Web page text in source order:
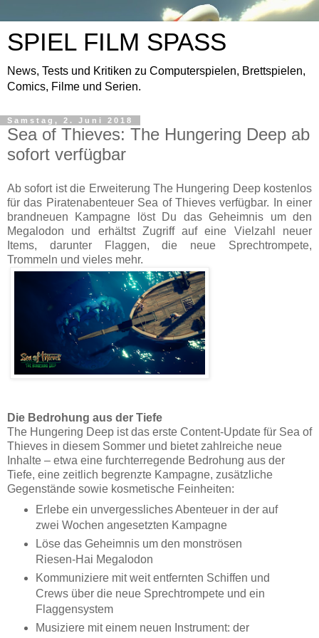
SPIEL FILM SPASS
News, Tests und Kritiken zu Computerspielen, Brettspielen,
Comics, Filme und Serien.
Samstag, 2. Juni 2018
Sea of Thieves: The Hungering Deep ab
sofort verfügbar
Ab sofort ist die Erweiterung The Hungering Deep kostenlos
für das Piratenabenteuer Sea of Thieves verfügbar. In einer
brandneuen Kampagne löst Du das Geheimnis um den
Megalodon und erhältst Zugriff auf eine Vielzahl neuer
Items, darunter Flaggen, die neue Sprechtrompete,
Trommeln und vieles mehr.
Die Bedrohung aus der Tiefe
The Hungering Deep ist das erste Content-Update für Sea of
Thieves in diesem Sommer und bietet zahlreiche neue
Inhalte – etwa eine furchterregende Bedrohung aus der
Tiefe, eine zeitlich begrenzte Kampagne, zusätzliche
Gegenstände sowie kosmetische Feinheiten:
Erlebe ein unvergessliches Abenteuer in der auf
zwei Wochen angesetzten Kampagne
Löse das Geheimnis um den monströsen
Riesen-Hai Megalodon
Kommuniziere mit weit entfernten Schiffen und
Crews über die neue Sprechtrompete und ein
Flaggensystem
Musiziere mit einem neuen Instrument: der